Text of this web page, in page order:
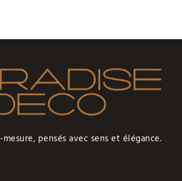
pensés avec sens et élégance.